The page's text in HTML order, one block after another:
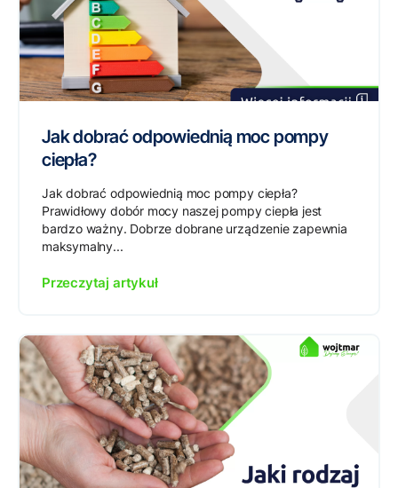
Jak dobrać odpowiednią moc pompy
ciepła?
Jak dobrać odpowiednią moc pompy ciepła?
Prawidłowy dobór mocy naszej pompy ciepła jest
bardzo ważny. Dobrze dobrane urządzenie zapewnia
maksymalny...
Przeczytaj artykuł